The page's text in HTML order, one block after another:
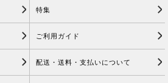
特集
ご利用ガイド
配送・送料・支払いについて